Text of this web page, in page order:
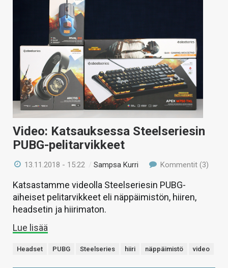
Video: Katsauksessa Steelseriesin
PUBG-pelitarvikkeet
13.11.2018 - 15:22 /Sampsa Kurri Kommentit (3)
Katsastamme videolla Steelseriesin PUBG-
aiheiset pelitarvikkeet eli näppäimistön, hiiren,
headsetin ja hiirimaton.
Lue lisää
Headset PUBG Steelseries hiiri näppäimistö video